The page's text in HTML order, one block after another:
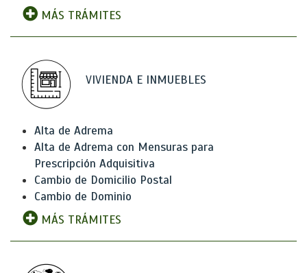
MÁS TRÁMITES
VIVIENDA E INMUEBLES
Alta de Adrema
Alta de Adrema con Mensuras para
Prescripción Adquisitiva
Cambio de Domicilio Postal
Cambio de Dominio
MÁS TRÁMITES